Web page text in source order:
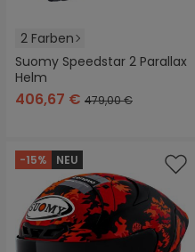
2 Farben
Suomy Speedstar 2 Parallax
Helm
406,67 € 479,00 €
-15% NEU